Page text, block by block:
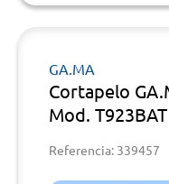
GA.MA
Cortapelo
Mod. T923BAT
Referencia: 339457